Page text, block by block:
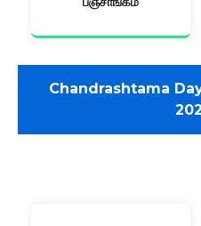
Chandrashtama